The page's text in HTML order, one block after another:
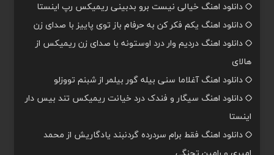
دانلود اهنگ خیالی نیست برو بدبینی ریمیکس رپ اینستا
دانلود اهنگ یکم فکر کن به حرفام باز توی پاییز با صدای زن
دانلود اهنگ دردیم وار درد اوستونه با صدای زن ریمیکس از
هالای
دانلود اهنگ آغلاما سنی بیله گور بیلمر از شبنم تووزلو
دانلود اهنگ سیگار و فندک درد خیانت ریمیکس تند بیس دار
اینستا
دانلود اهنگ فقط برام سردرده گردنبند یادگاریش از محمد